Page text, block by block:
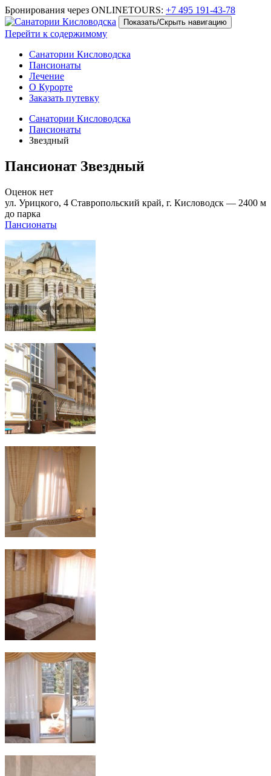
Бронирования через ONLINETOURS: +7 495 191-43-78
Показать/Скрыть навигацию
Перейти к содержимому
Санатории Кисловодска
Пансионаты
Лечение
О Курорте
Заказать путевку
Санатории Кисловодска
Пансионаты
Звездный
Пансионат Звездный
Оценок нет
ул. Урицкого, 4 Ставропольский край, г. Кисловодск — 2400 м
до парка
Пансионаты